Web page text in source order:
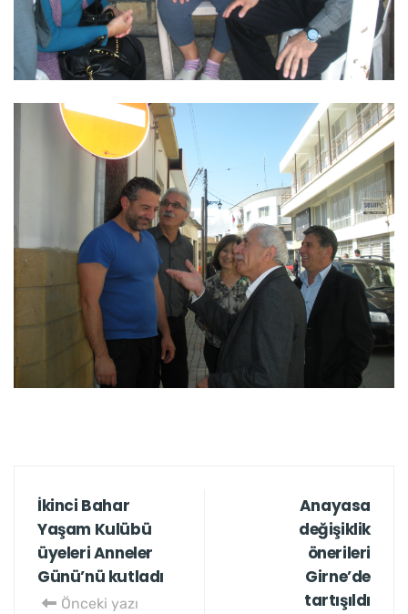
İkinci Bahar
Yaşam Kulübü
üyeleri Anneler
Günü’nü kutladı
Önceki yazı
Anayasa
değişiklik
önerileri
Girne’de
tartışıldı